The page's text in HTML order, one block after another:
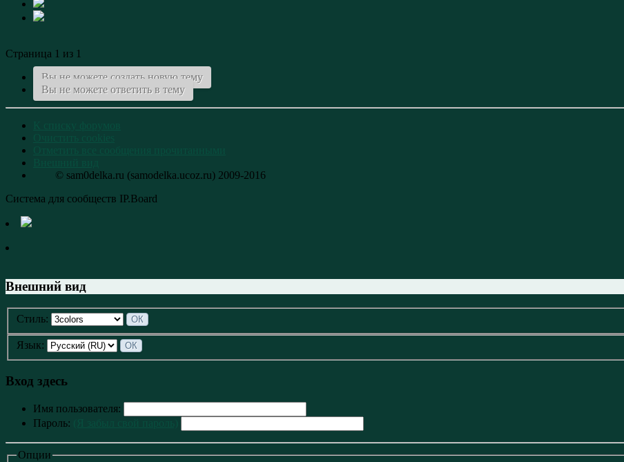
Страница 1 из 1
Вы не можете создать новую тему
Вы не можете ответить в тему
© sam0delka.ru (samodelka.ucoz.ru) 2009-2016
Система для сообществ IP.Board
Внешний вид
Стиль:
Язык:
Вход здесь
Имя пользователя:
Пароль:
Опции